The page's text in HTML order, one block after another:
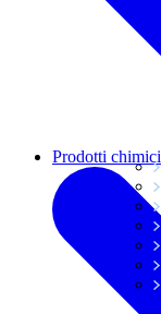
Prodotti chimici